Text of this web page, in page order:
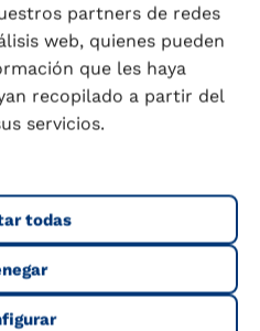
partners de redes
web, quienes pueden
que les haya
recopilado a partir del
servicios.
todas
suelen ser
sólo contiene un
dos, y son
las meriendas
tipos de alimentos
de los niños
poco saludables,
una vez por